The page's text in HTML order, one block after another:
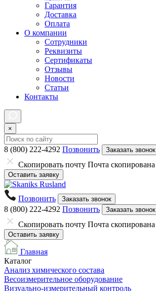
Гарантия
Доставка
Оплата
О компании
Сотрудники
Реквизиты
Сертификаты
Отзывы
Новости
Статьи
Контакты
×
8 (800) 222-4292 Позвонить Заказать звонок
Скопировать почту Почта скопирована
Оставить заявку
Позвонить Заказать звонок
8 (800) 222-4292 Позвонить Заказать звонок
Скопировать почту Почта скопирована
Оставить заявку
Главная
Каталог
Анализ химического состава
Весоизмерительное оборудование
Визуально-измерительный контроль